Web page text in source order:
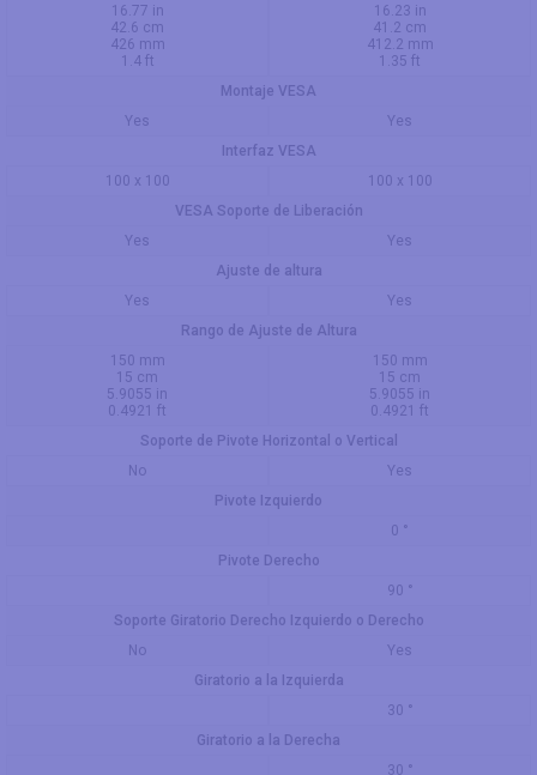
16.77 in
42.6 cm
426 mm
1.4 ft
16.23 in
41.2 cm
412.2 mm
1.35 ft
Montaje VESA
Yes
Yes
Interfaz VESA
100 x 100
100 x 100
VESA Soporte de Liberación
Yes
Yes
Ajuste de altura
Yes
Yes
Rango de Ajuste de Altura
150 mm
15 cm
5.9055 in
0.4921 ft
150 mm
15 cm
5.9055 in
0.4921 ft
Soporte de Pivote Horizontal o Vertical
No
Yes
Pivote Izquierdo
0 °
Pivote Derecho
90 °
Soporte Giratorio Derecho Izquierdo o Derecho
No
Yes
Giratorio a la Izquierda
30 °
Giratorio a la Derecha
30 °